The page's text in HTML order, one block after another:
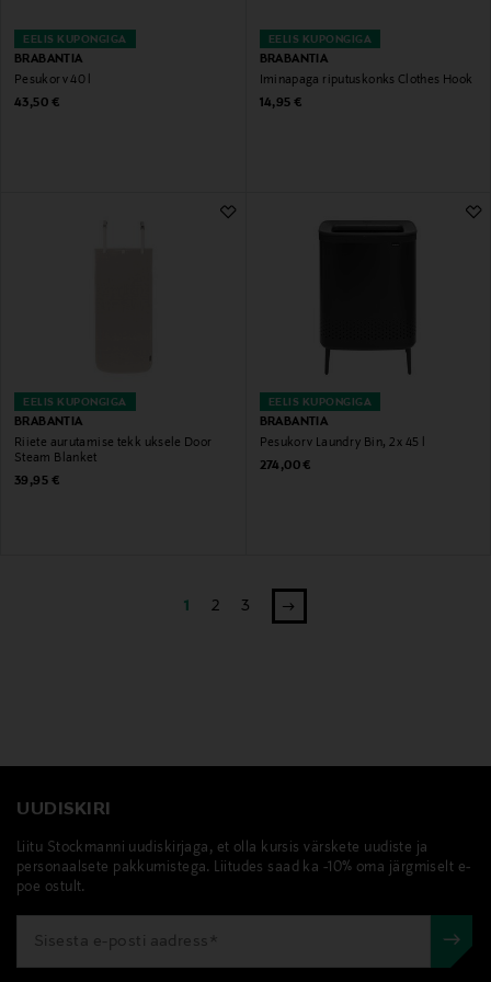
EELIS KUPONGIGA
BRABANTIA
Pesukorv 40 l
Original Price
43,50 €
EELIS KUPONGIGA
BRABANTIA
Iminapaga riputuskonks Clothes Hook
Original Price
14,95 €
EELIS KUPONGIGA
BRABANTIA
Riiete aurutamise tekk uksele Door
Steam Blanket
Original Price
39,95 €
EELIS KUPONGIGA
BRABANTIA
Pesukorv Laundry Bin, 2 x 45 l
Original Price
274,00 €
1 2 3
UUDISKIRI
Liitu Stockmanni uudiskirjaga, et olla kursis värskete uudiste ja
personaalsete pakkumistega. Liitudes saad ka -10% oma järgmiselt e-
poe ostult.